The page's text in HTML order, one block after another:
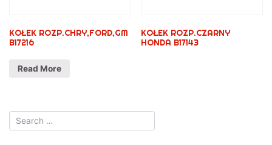
KOŁEK ROZP.CHRY,FORD,GM
B17216
Read More
KOŁEK ROZP.CZARNY
HONDA B17143